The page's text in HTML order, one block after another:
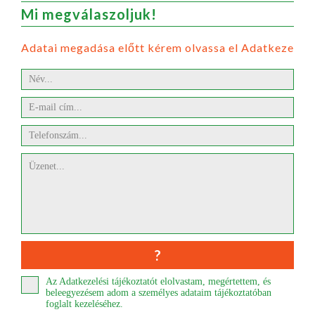
Mi megválaszoljuk!
Adatai megadása előtt kérem olvassa el
Az Adatkezelési tájékoztatót elolvastam, megértettem, és
beleegyezésem adom a személyes adataim tájékoztatóban
foglalt kezeléséhez.